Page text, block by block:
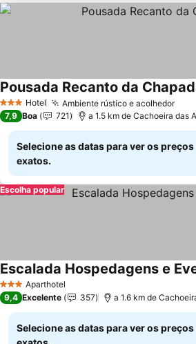
3 EstrelasHotel Ambiente rústico e acolhedor
Pousada Recanto da
7,9 Boa 721 a 1.5 km de Cachoeira das
Selecione as datas para ver os preços
exatos.
Escolha popular
3 EstrelasAparthotel
Escalada Hospedagens e
9,4 Excelente 357 a 1.6 km de
Selecione as datas para ver os preços